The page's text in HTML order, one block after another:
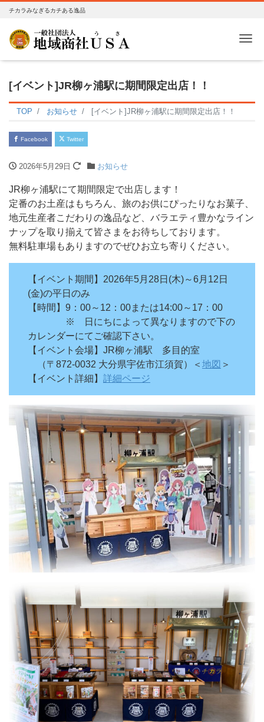
チカラみなぎるカチある逸品
[イベント]JR柳ヶ浦駅に期間限定出店！！
TOP お知らせ [イベント]JR柳ヶ浦駅に期間限定出店！！
Facebook Twitter
2026年5月29日 お知らせ
JR柳ヶ浦駅にて期間限定で出店します！
定番のお土産はもちろん、旅のお供にぴったりなお菓子、
地元生産者こだわりの逸品など、バラエティ豊かなライン
ナップを取り揃えて皆さまをお待ちしております。
無料駐車場もありますのでぜひお立ち寄りください。
【イベント期間】2026年5月28日(木)～6月12日
(金)の平日のみ
【時間】9：00～12：00または14:00～17：00
※ 日にちによって異なりますので下の
カレンダーにてご確認下さい。
【イベント会場】JR柳ヶ浦駅 多目的室
（〒872-0032 大分県宇佐市江須賀）＜ 地図 ＞
【イベント詳細】 詳細ページ